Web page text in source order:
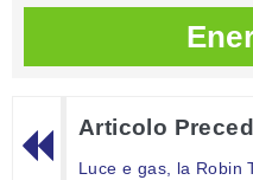
Articolo
Luce e gas, la Robin